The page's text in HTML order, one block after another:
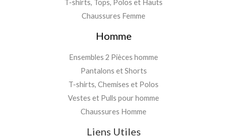
T-shirts, Tops, Polos et Hauts
Chaussures Femme
Homme
Ensembles 2 Pièces homme
Pantalons et Shorts
T-shirts, Chemises et Polos
Vestes et Pulls pour homme
Chaussures Homme
Liens Utiles